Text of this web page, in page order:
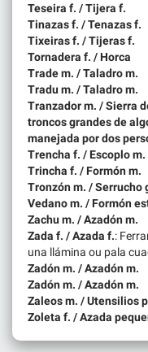
Teseira f. / Tijera f.
Tinazas f. / Tenazas f.
Tixeiras f. / Tijeras f.
Tornadera f. / Horca
Trade m. / Taladro m.
Tradu m. / Taladro m.
Tranzador m. / Sierra
troncos grandes de
manejada por dos
Trencha f. / Escoplo m.
Trincha f. / Formón m.
Tronzón m. / Serrucho
Vedano m. / Formón
Zachu m. / Azadón m.
Zada f. / Azada f.:
una llámina ou pala
Zadón m. / Azadón m.
Zadón m. / Azadón m.
Zaleos m. / Utensilios
Zoleta f. / Azada